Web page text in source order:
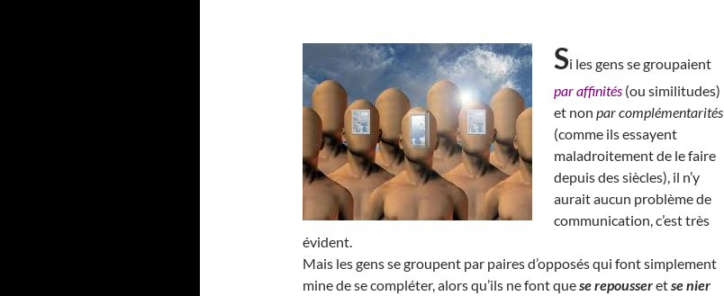
Si les gens se groupaient
par affinités (ou similitudes)
et non par complémentarités
(comme ils essayent
maladroitement de le faire
depuis des siècles), il n’y
aurait aucun problème de
communication, c’est très
évident.
Mais les gens se groupent par paires d’opposés qui font simplement
mine de se compléter, alors qu’ils ne font quese repousseretse nier